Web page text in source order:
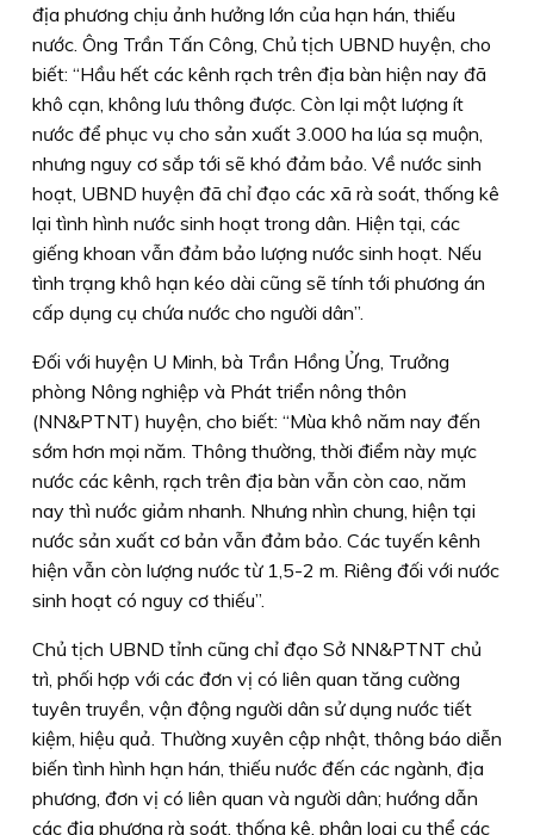
địa phương chịu ảnh hưởng lớn của hạn hán, thiếu
nước. Ông Trần Tấn Công, Chủ tịch UBND huyện, cho
biết: “Hầu hết các kênh rạch trên địa bàn hiện nay đã
khô cạn, không lưu thông được. Còn lại một lượng ít
nước để phục vụ cho sản xuất 3.000 ha lúa sạ muộn,
nhưng nguy cơ sắp tới sẽ khó đảm bảo. Về nước sinh
hoạt, UBND huyện đã chỉ đạo các xã rà soát, thống kê
lại tình hình nước sinh hoạt trong dân. Hiện tại, các
giếng khoan vẫn đảm bảo lượng nước sinh hoạt. Nếu
tình trạng khô hạn kéo dài cũng sẽ tính tới phương án
cấp dụng cụ chứa nước cho người dân”.
Ðối với huyện U Minh, bà Trần Hồng Ửng, Trưởng
phòng Nông nghiệp và Phát triển nông thôn
(NN&PTNT) huyện, cho biết: “Mùa khô năm nay đến
sớm hơn mọi năm. Thông thường, thời điểm này mực
nước các kênh, rạch trên địa bàn vẫn còn cao, năm
nay thì nước giảm nhanh. Nhưng nhìn chung, hiện tại
nước sản xuất cơ bản vẫn đảm bảo. Các tuyến kênh
hiện vẫn còn lượng nước từ 1,5-2 m. Riêng đối với nước
sinh hoạt có nguy cơ thiếu”.
Chủ tịch UBND tỉnh cũng chỉ đạo Sở NN&PTNT chủ
trì, phối hợp với các đơn vị có liên quan tăng cường
tuyên truyền, vận động người dân sử dụng nước tiết
kiệm, hiệu quả. Thường xuyên cập nhật, thông báo diễn
biến tình hình hạn hán, thiếu nước đến các ngành, địa
phương, đơn vị có liên quan và người dân; hướng dẫn
các địa phương rà soát, thống kê, phân loại cụ thể các